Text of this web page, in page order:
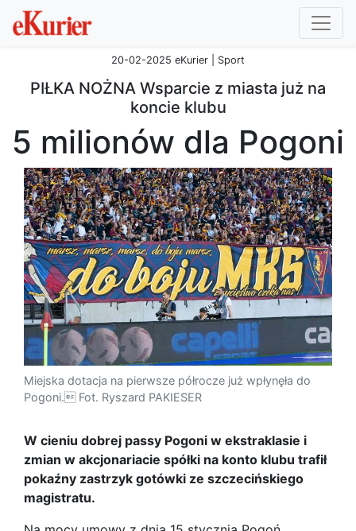
20-02-2025 eKurier | Sport
PIŁKA NOŻNA Wsparcie z miasta już na
koncie klubu
5 milionów dla Pogoni
Miejska dotacja na pierwsze półrocze już wpłynęła do
Pogoni. Fot. Ryszard PAKIESER
W cieniu dobrej passy Pogoni w ekstraklasie i
zmian w akcjonariacie spółki na konto klubu trafił
pokaźny zastrzyk gotówki ze szczecińskiego
magistratu.